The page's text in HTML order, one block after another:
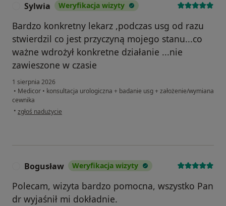
Sylwia Weryfikacja wizyty
Bardzo konkretny lekarz ,podczas usg od razu
stwierdzil co jest przyczyną mojego stanu...co
ważne wdrożył konkretne działanie ...nie
zawieszone w czasie
1 sierpnia 2026
• Medicor • konsultacja urologiczna + badanie usg + założenie/wymiana
cewnika
• w opinii użytkownika Sylwia
zgłoś nadużycie
Bogusław Weryfikacja wizyty
Polecam, wizyta bardzo pomocna, wszystko Pan
dr wyjaśnił mi dokładnie.